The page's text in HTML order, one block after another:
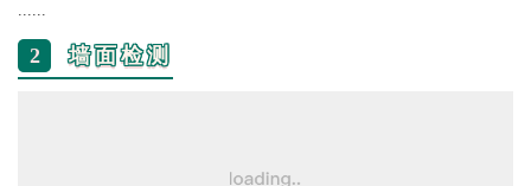
......
2 墙面检测